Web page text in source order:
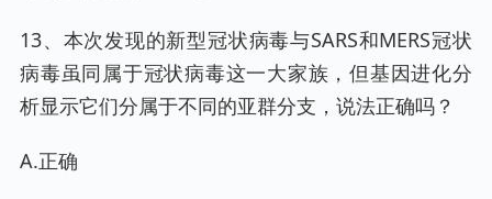
13、本次发现的新型冠状病毒与SARS和MERS冠状
病毒虽同属于冠状病毒这一大家族，但基因进化分
析显示它们分属于不同的亚群分支，说法正确吗？
A.正确